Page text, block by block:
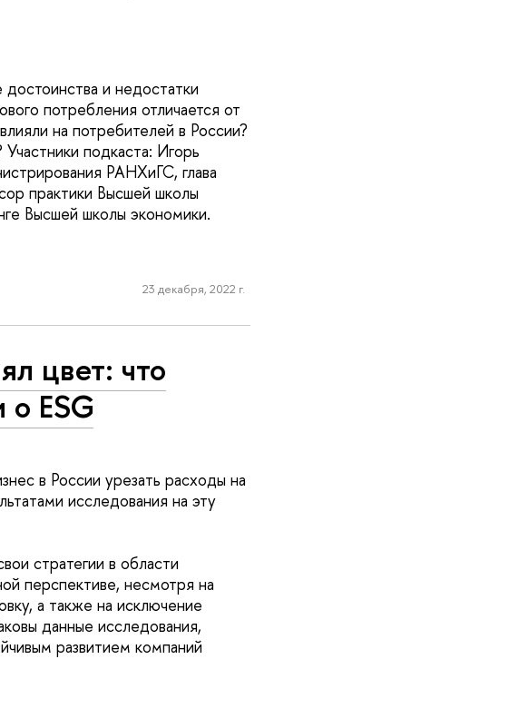
и недостатки
потребления отличается от
на потребителей в России?
подкаста: Игорь
РАНХиГС, глава
практики Высшей школы
Высшей школы экономики.
23 декабря, 2022 г.
цвет: что
ESG
в России урезать расходы на
исследования на эту
стратегии в области
перспективе, несмотря на
а также на исключение
данные исследования,
развитием компаний